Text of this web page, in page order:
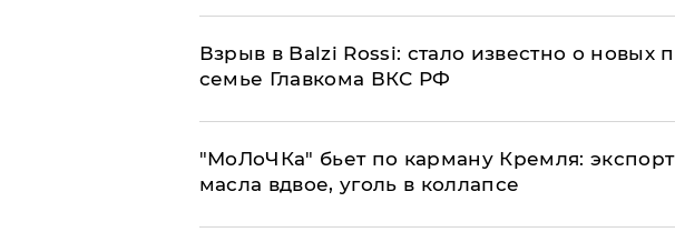
Взрыв в Balzi Rossi: стало известно о новых
семье Главкома ВКС РФ
​"МоЛоЧКа" бьет по карману Кремля: экспорт
масла вдвое, уголь в коллапсе